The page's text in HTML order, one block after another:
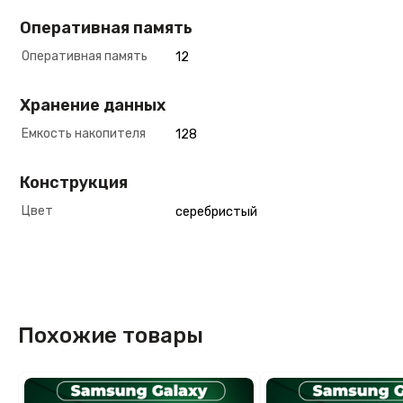
Оперативная память
Оперативная память 12
Хранение данных
Емкость накопителя 128
Конструкция
Цвет серебристый
Похожие товары